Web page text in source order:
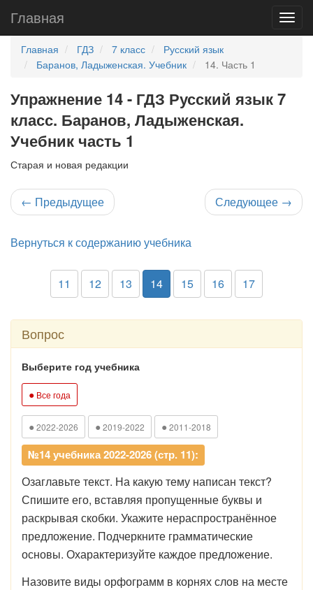
Главная
Главная ГДЗ 7 класс
Русский язык
Баранов, Ладыженская. Учебник
14. Часть 1
Упражнение 14 - ГДЗ Русский язык 7
класс. Баранов, Ладыженская.
Учебник часть 1
Старая и новая редакции
← Предыдущее Следующее →
Вернуться к содержанию учебника
11 12 13 14 15 16 17
Вопрос
Выберите год учебника
● Все года
● 2022-2026 ● 2019-2022 ● 2011-2018
№14 учебника 2022-2026 (стр. 11):
Озаглавьте текст. На какую тему написан текст?
Спишите его, вставляя пропущенные буквы и
раскрывая скобки. Укажите нераспространённое
предложение. Подчеркните грамматические
основы. Охарактеризуйте каждое предложение.
Назовите виды орфограмм в корнях слов на месте